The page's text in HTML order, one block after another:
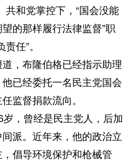
共和党掌控下，“国会没能
的那样履行法律监督”职
任”。
，布隆伯格已经指示助理
已经委托一名民主党国会
监督捐款流向。
，曾经是民主党人，后加
派。近年来，他的政治立
倡导环境保护和枪械管